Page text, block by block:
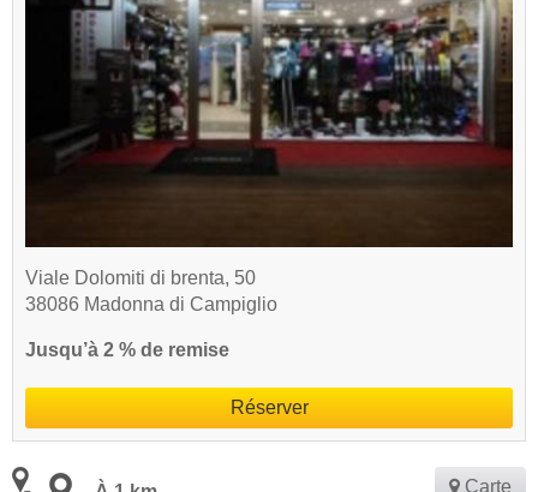
Viale Dolomiti di brenta, 50
38086 Madonna di Campiglio
Jusqu’à 2 % de remise
Réserver
Carte